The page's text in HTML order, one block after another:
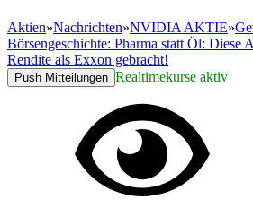
Aktien»Nachrichten»NVIDIA AKTIE»
Börsengeschichte: Pharma statt Öl: Diese
Rendite als Exxon gebracht!
Push Mitteilungen Realtimekurse aktiv